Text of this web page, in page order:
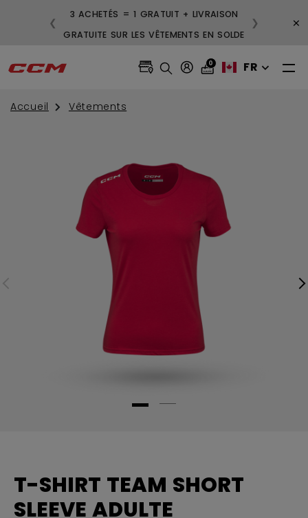
3 ACHETÉS = 1 GRATUIT + LIVRAISON
GRATUITE SUR LES VÊTEMENTS EN SOLDE
❮ ❯ ×
0 FR
Accueil Vêtements
T-SHIRT TEAM SHORT
SLEEVE ADULTE